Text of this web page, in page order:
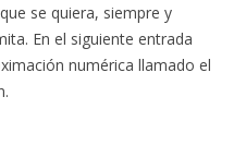
se quiera, siempre y
En el siguiente entrada
numérica llamado el